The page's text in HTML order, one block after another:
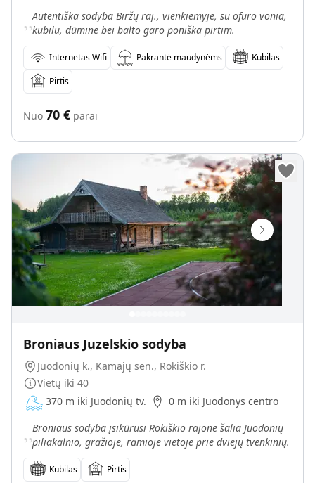
„Autentiška sodyba Biržų raj., vienkiemyje, su ofuro vonia,
kubilu, dūmine bei balto garo poniška pirtim.
Internetas Wifi Pakrantė maudynėms
Kubilas
Pirtis
Nuo 70 € parai
Broniaus Juzelskio sodyba
Juodonių k., Kamajų sen., Rokiškio r.
Vietų iki 40
370 m iki Juodonių tv.
0 m iki Juodonys centro
„Broniaus sodyba įsikūrusi Rokiškio rajone šalia Juodonių
piliakalnio, gražioje, ramioje vietoje prie dviejų tvenkinių.
Kubilas Pirtis